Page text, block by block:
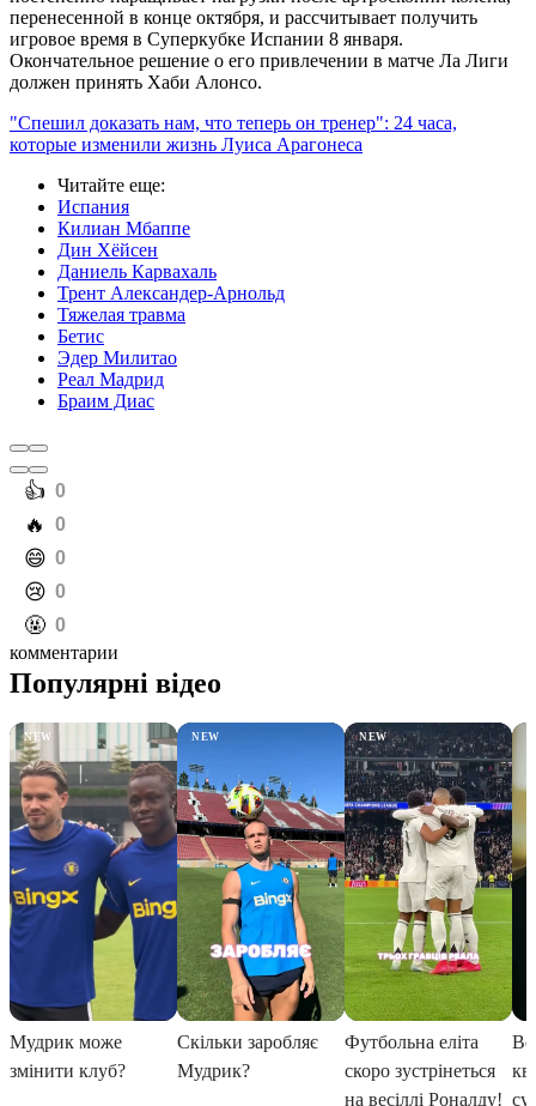
перенесенной в конце октября, и рассчитывает получить
игровое время в Суперкубке Испании 8 января.
Окончательное решение о его привлечении в матче Ла Лиги
должен принять Хаби Алонсо.
"Спешил доказать нам, что теперь он тренер": 24 часа,
которые изменили жизнь Луиса Арагонеса
Читайте еще:
Испания
Килиан Мбаппе
Дин Хёйсен
Даниель Карвахаль
Трент Александер-Арнольд
Тяжелая травма
Бетис
Эдер Милитао
Реал Мадрид
Браим Диас
️👍 0
️🔥 0
️😄 0
️😢 0
️🤬 0
комментарии